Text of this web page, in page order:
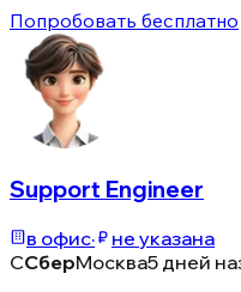
Попробовать бесплатно
Support Engineer
в офис·
не указана
ССберМосква5 дней